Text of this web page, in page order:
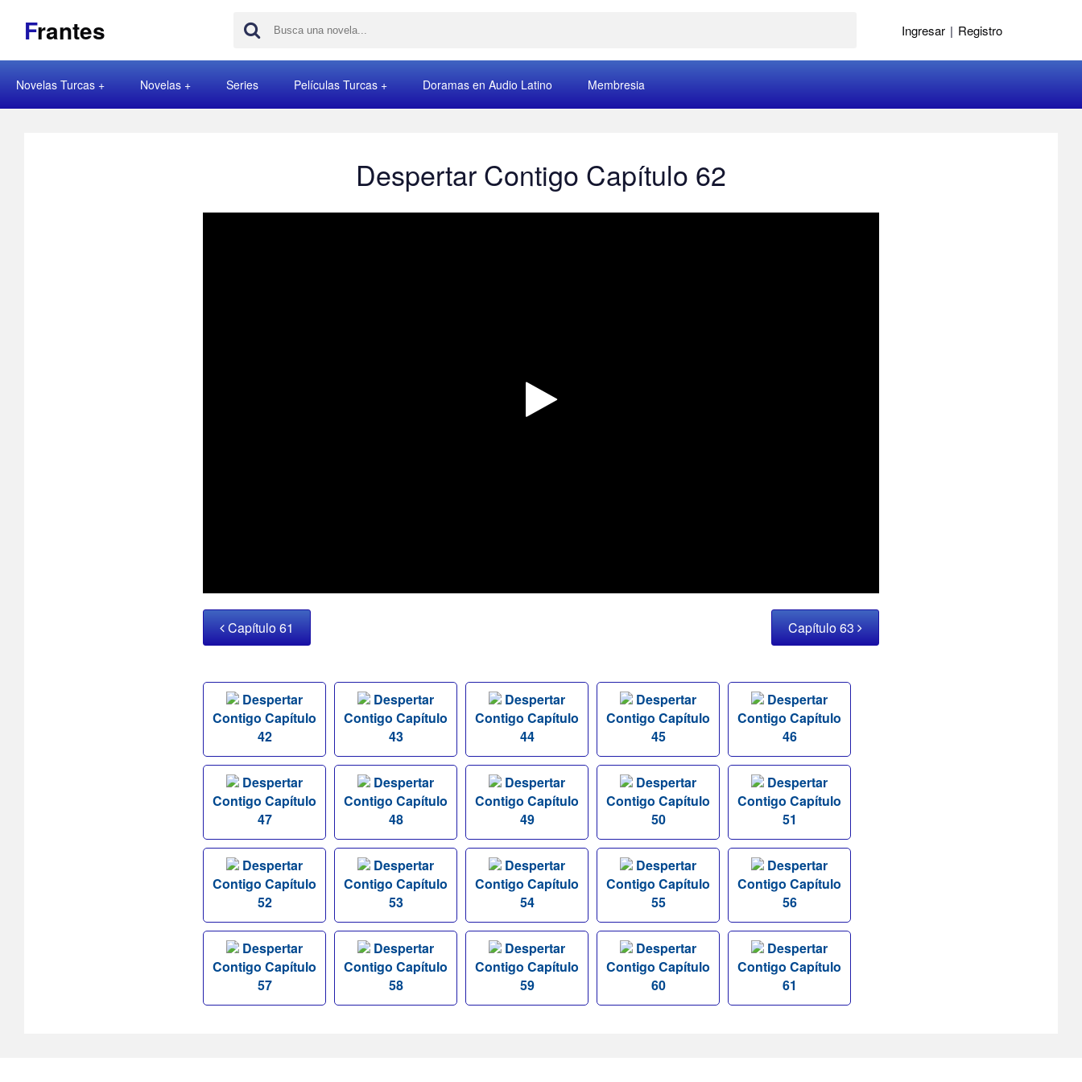
Frantes Ingresar | Registro
Novelas Turcas Novelas Series Películas Turcas Doramas en Audio Latino Membresia
Despertar Contigo Capítulo 62
Capítulo 61 Capítulo 63
Despertar
Contigo Capítulo
42
Despertar
Contigo Capítulo
43
Despertar
Contigo Capítulo
44
Despertar
Contigo Capítulo
45
Despertar
Contigo Capítulo
46
Despertar
Contigo Capítulo
47
Despertar
Contigo Capítulo
48
Despertar
Contigo Capítulo
49
Despertar
Contigo Capítulo
50
Despertar
Contigo Capítulo
51
Despertar
Contigo Capítulo
52
Despertar
Contigo Capítulo
53
Despertar
Contigo Capítulo
54
Despertar
Contigo Capítulo
55
Despertar
Contigo Capítulo
56
Despertar
Contigo Capítulo
57
Despertar
Contigo Capítulo
58
Despertar
Contigo Capítulo
59
Despertar
Contigo Capítulo
60
Despertar
Contigo Capítulo
61